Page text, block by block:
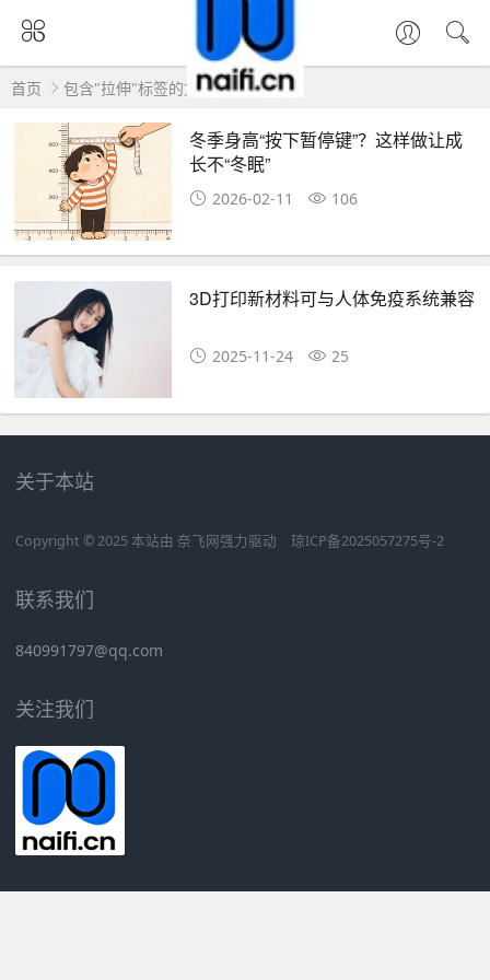
首页 包含"拉伸"标签的文章
冬季身高“按下暂停键”？这样做让成
长不“冬眠”
2026-02-11 106
3D打印新材料可与人体免疫系统兼容
2025-11-24 25
关于本站
Copyright © 2025 本站由 奈飞网强力驱动 琼ICP备2025057275号-2
联系我们
840991797@qq.com
关注我们